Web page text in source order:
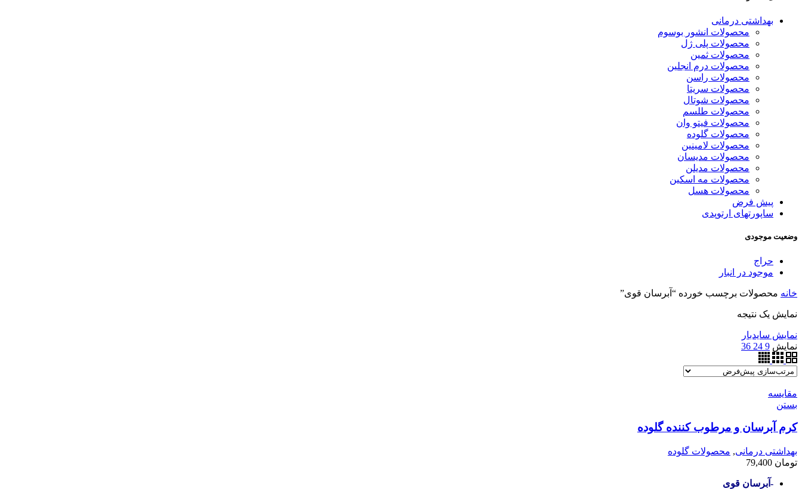
بهداشتی درمانی
محصولات انشور بوسوم
محصولات پلی ژل
محصولات ثمین
محصولات درم انجلین
محصولات راسن
محصولات سریتا
محصولات شوتال
محصولات طلسم
محصولات فیتو وان
محصولات گلوده
محصولات لامینین
محصولات مدیسان
محصولات مدیلن
محصولات مه اسکین
محصولات هسل
پیش فرض
ساپورتهای ارتوپدی
وضعیت موجودی
حراج
موجود در انبار
خانه محصولات برچسب خورده “آبرسان قوی”
نمایش یک نتیجه
نمایش سایدبار
نمایش 9
24
36
مقایسه
بستن
کرم آبرسان و مرطوب کننده گلوده
بهداشتی درمانی, محصولات گلوده
تومان
-آبرسان قوی